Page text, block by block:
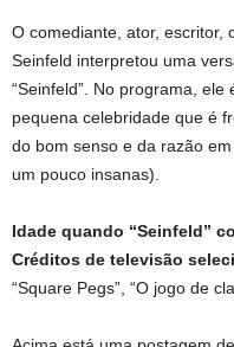
O comediante, ator, escritor,
Seinfeld interpretou uma
“Seinfeld”. No programa,
pequena celebridade que é
do bom senso e da razão
um pouco insanas).
Idade quando “Seinfeld”
Créditos de televisão
“Square Pegs”, “O jogo de